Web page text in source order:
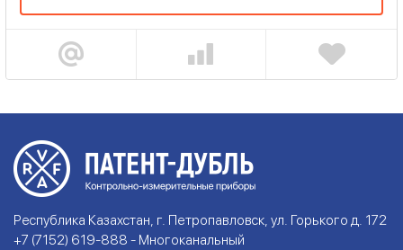
Республика Казахстан, г. Петропавловск, ул. Горького д. 172
+7 (7152) 619-888 - Многоканальный